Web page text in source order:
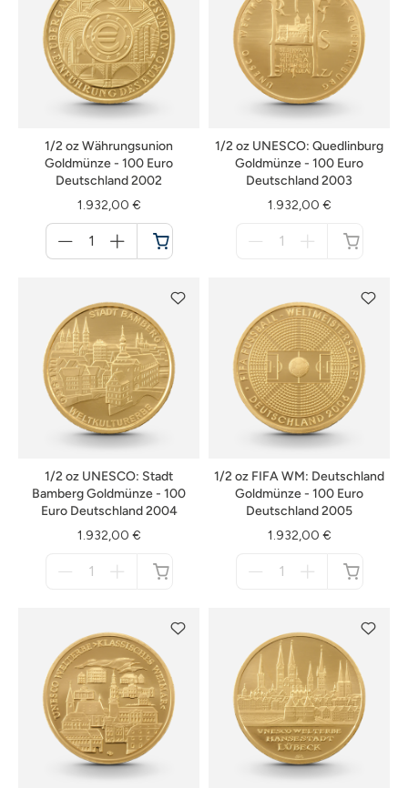
1/2 oz Währungsunion
Goldmünze - 100 Euro
Deutschland 2002
1.932,00 €
für
Warenkorb
1/2 oz UNESCO: Quedlinburg
Goldmünze - 100 Euro
Deutschland 2003
1.932,00 €
1/2 oz UNESCO: Stadt
Bamberg Goldmünze - 100
Euro Deutschland 2004
1.932,00 €
1/2 oz FIFA WM: Deutschland
Goldmünze - 100 Euro
Deutschland 2005
1.932,00 €